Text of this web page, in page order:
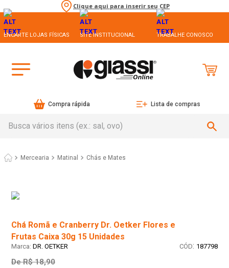
Clique aqui para inserir seu CEP
ENCARTE LOJAS FÍSICAS SITE INSTITUCIONAL TRABALHE CONOSCO
Compra rápida Lista de compras
Mercearia Matinal Chás e Mates
Chá Romã e Cranberry Dr. Oetker Flores e
Frutas Caixa 30g 15 Unidades
DR. OETKER : 187798
De R$ 18,90